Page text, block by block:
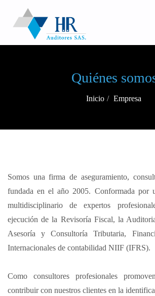
Quiénes
Inicio Empresa
Somos una firma de aseguramiento,
fundada en el año 2005. Conformada por
multidisciplinario de expertos
ejecución de la Revisoría Fiscal, la
Asesoría y Consultoría Tributaria,
Internacionales de contabilidad NIIF (IFRS).
Como consultores profesionales
contribuir con nuestros clientes en la